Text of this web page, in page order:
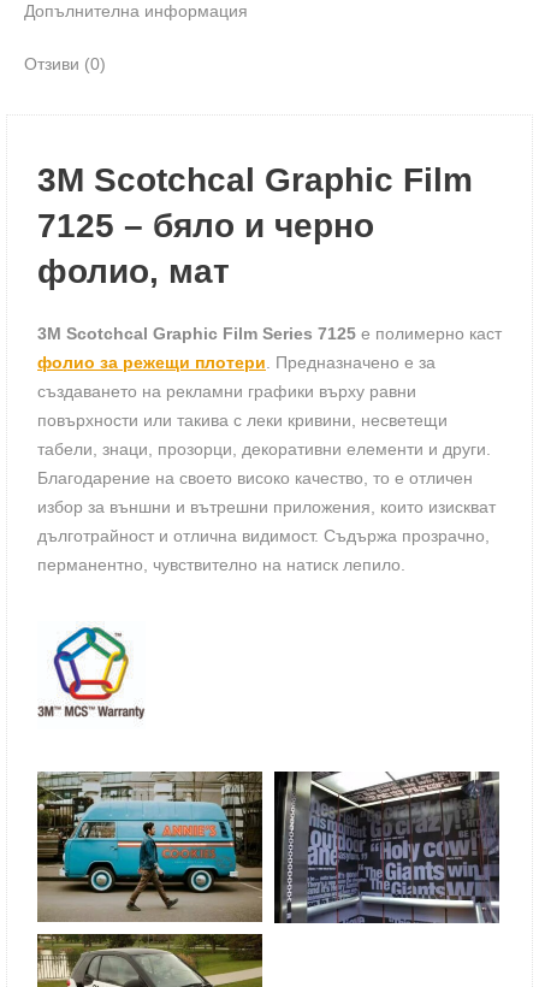
Допълнителна информация
Отзиви (0)
3M Scotchcal Graphic Film
7125 – бяло и черно
фолио, мат
3M Scotchcal Graphic Film Series 7125 е полимерно каст
фолио за режещи плотери . Предназначено е за
създаването на рекламни графики върху равни
повърхности или такива с леки кривини, несветещи
табели, знаци, прозорци, декоративни елементи и други.
Благодарение на своето високо качество, то е отличен
избор за външни и вътрешни приложения, които изискват
дълготрайност и отлична видимост. Съдържа прозрачно,
перманентно, чувствително на натиск лепило.